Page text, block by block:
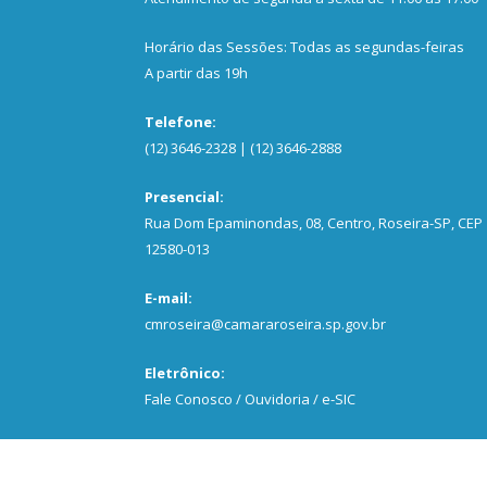
Horário das Sessões: Todas as segundas-feiras
A partir das 19h
Telefone:
(12) 3646-2328 | (12) 3646-2888
Presencial:
Rua Dom Epaminondas, 08, Centro, Roseira-SP, CEP
12580-013
E-mail:
cmroseira@camararoseira.sp.gov.br
Eletrônico:
Fale Conosco / Ouvidoria / e-SIC